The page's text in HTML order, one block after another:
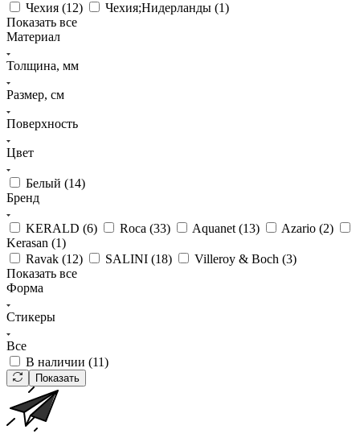
Чехия (12) Чехия;Нидерланды (1)
Показать все
Материал
Толщина, мм
Размер, см
Поверхность
Цвет
Белый (14)
Бренд
KERALD (6) Roca (33) Aquanet (13) Azario (2)
Kerasan (1)
Ravak (12) SALINI (18) Villeroy & Boch (3)
Показать все
Форма
Стикеры
Все
В наличии (11)
Показать